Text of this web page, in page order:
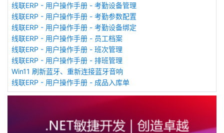
线联ERP - 用户操作手册 - 考勤设备管理
线联ERP - 用户操作手册 - 考勤参数配置
线联ERP - 用户操作手册 - 考勤设备绑定
线联ERP - 用户操作手册 - 员工档案
线联ERP - 用户操作手册 - 班次管理
线联ERP - 用户操作手册 - 排班管理
Win11 刷新蓝牙、重新连接蓝牙音响
线联ERP - 用户操作手册 - 成品入库单